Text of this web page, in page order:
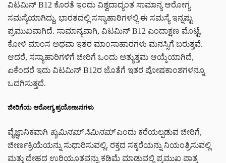
ವಿಟಮಿನ್ B12 ಕೊರತೆ ಇಂದು ವಿಶ್ವದಾದ್ಯಂತ ಸಾಮಾನ್ಯ ಆರೋಗ್ಯ
ಸಮಸ್ಯೆಯಾಗಿದ್ದು, ಭಾರತದಲ್ಲಿ ಸಸ್ಯಾಹಾರಿಗಳಲ್ಲಿ ಈ ಸಮಸ್ಯೆ ಇನ್ನಷ್ಟು
ಪ್ರಮುಖವಾಗಿದೆ. ಸಾಮಾನ್ಯವಾಗಿ, ವಿಟಮಿನ್ B12 ಎಂದಾಕ್ಷಣ ಮೊಟ್ಟೆ,
ಕೋಳಿ ಮಾಂಸ ಅಥವಾ ಇತರ ಮಾಂಸಾಹಾರಗಳು ಮನಸ್ಸಿಗೆ ಬರುತ್ತವೆ.
ಆದರೆ, ಸಸ್ಯಾಹಾರಿಗಳಿಗೆ ಜೀರಿಗೆ ಒಂದು ಅತ್ಯುತ್ತಮ ಆಯ್ಕೆಯಾಗಿದೆ,
ಏಕೆಂದರೆ ಇದು ವಿಟಮಿನ್ B12ರ ಜೊತೆಗೆ ಇತರ ಪೋಷಕಾಂಶಗಳನ್ನೂ
ಒದಗಿಸುತ್ತದೆ.
ಜೀರಿಗೆಯ ಆರೋಗ್ಯ ಪ್ರಯೋಜನಗಳು
ವೈಜ್ಞಾನಿಕವಾಗಿ ಕ್ಯುಮಿನಮ್ ಸಿಮಿನಮ್ಎಂದು ಕರೆಯಲ್ಪಡುವ ಜೀರಿಗೆ,
ಜೀರ್ಣಕ್ರಿಯೆಯನ್ನು ಸುಧಾರಿಸುವಲ್ಲಿ, ರಕ್ತದ ಸಕ್ಕರೆಯನ್ನು ನಿಯಂತ್ರಿಸುವಲ್ಲಿ
ಮತ್ತು ದೇಹದ ಉರಿಯೂತವನ್ನು ಕಡಿಮೆ ಮಾಡುವಲ್ಲಿ ಪ್ರಮುಖ ಪಾತ್ರ